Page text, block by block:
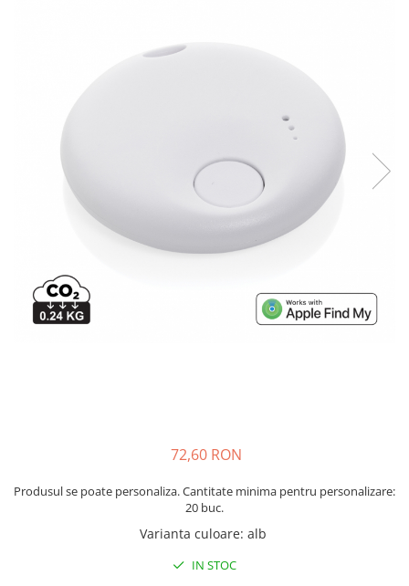
Caiete si blocnotesuri
Dosare, folii protectie si mape
Accesorii diverse pentru birou
Etichetare si ambalare
Arhivare si depozitare
Instrumente de scris
Pixuri de plastic
Pixuri metalice
Pixuri cu gel
Textmarkere
Carioci si creioane colorate
72,60 RON
Produsul se poate personaliza. Cantitate minima pentru personalizare:
20 buc.
Varianta culoare: alb
IN STOC